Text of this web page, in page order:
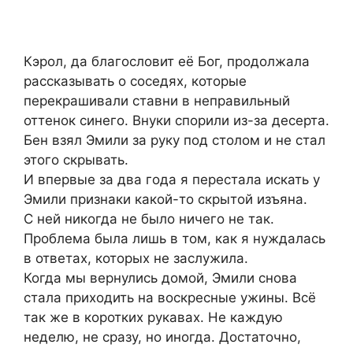
Кэрол, да благословит её Бог, продолжала
рассказывать о соседях, которые
перекрашивали ставни в неправильный
оттенок синего. Внуки спорили из-за десерта.
Бен взял Эмили за руку под столом и не стал
этого скрывать.
И впервые за два года я перестала искать у
Эмили признаки какой-то скрытой изъяна.
С ней никогда не было ничего не так.
Проблема была лишь в том, как я нуждалась
в ответах, которых не заслужила.
Когда мы вернулись домой, Эмили снова
стала приходить на воскресные ужины. Всё
так же в коротких рукавах. Не каждую
неделю, не сразу, но иногда. Достаточно,